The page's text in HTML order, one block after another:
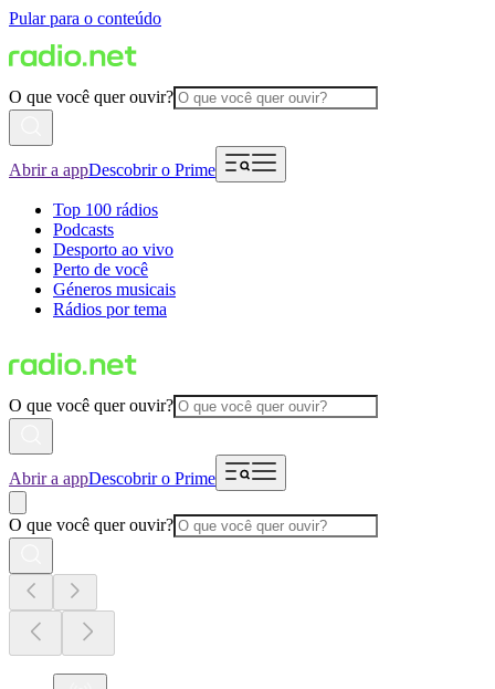
Pular para o conteúdo
O que você quer ouvir?
Abrir a appDescobrir o Prime
Top 100 rádios
Podcasts
Desporto ao vivo
Perto de você
Géneros musicais
Rádios por tema
O que você quer ouvir?
Abrir a appDescobrir o Prime
O que você quer ouvir?